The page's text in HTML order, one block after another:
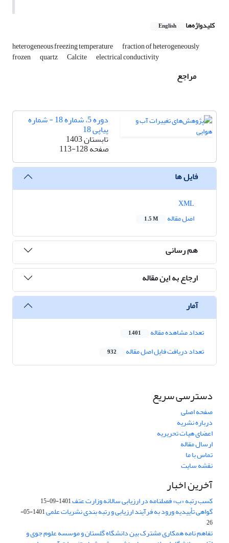
کلیدواژه‌ها English
heterogeneous freezing temperature fraction of heterogeneously
frozen quartz Calcite electrical conductivity
مراجع
دوره 5، شماره 18 - شماره
پیاپی 18
تابستان 1403
صفحه113-128
فایل ها
اصل مقاله
1.5 M
هم رسانی
ارجاع به این مقاله
آمار
تعداد مشاهده مقاله 1,401
تعداد دریافت فایل اصل مقاله 932
دسترسی سریع
صفحه اصلی
درباره نشریه
اعضای هیات تحریریه
ارسال مقاله
تماس با ما
نقشه سایت
آخرین اخبار
کسب رتبه «ب» فصلنامه در ارزیابی سالانه وزارت عتف1401-09-15
گواهی تأییدیه ورود به فرآیند ارزیابی و رتبه بندی نشریات علمی
1401-05-
26
تفاهم نامه همکاری مشترک بین دانشگاه گلستان و موسسه علوم جوی و